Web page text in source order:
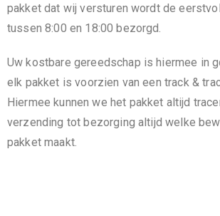
pakket dat wij versturen wordt de
tussen 8:00 en 18:00 bezorgd.
Uw kostbare gereedschap is hiermee in
elk pakket is voorzien van een track &
Hiermee kunnen we het pakket altijd
verzending tot bezorging altijd welke
pakket maakt.